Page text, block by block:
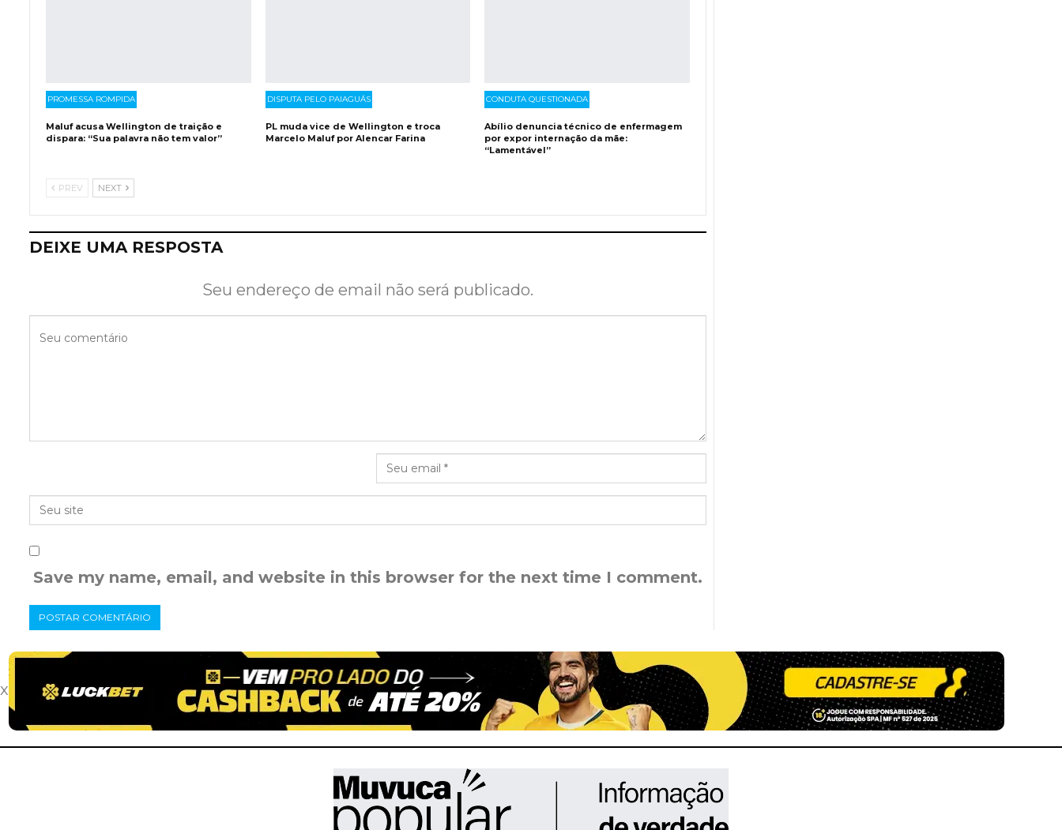
PROMESSA ROMPIDA
Maluf acusa Wellington de traição e
dispara: “Sua palavra não tem valor”
DISPUTA PELO PAIAGUÁS
PL muda vice de Wellington e troca
Marcelo Maluf por Alencar Farina
CONDUTA QUESTIONADA
Abílio denuncia técnico de enfermagem
por expor internação da mãe:
“Lamentável”
PREV NEXT
DEIXE UMA RESPOSTA
Seu endereço de email não será publicado.
Save my name, email, and website in this browser for the next time I comment.
x